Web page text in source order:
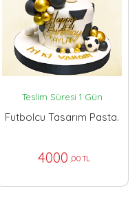
Teslim Süresi 1 Gün
Futbolcu Tasarım Pasta.
4000 ,00 TL